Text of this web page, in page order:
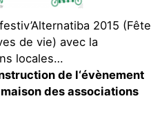
2015 (Fête
de vie) avec la
locales…
de l‘évènement
des associations